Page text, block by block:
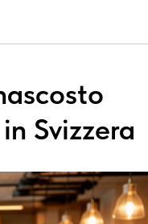
Svizzera